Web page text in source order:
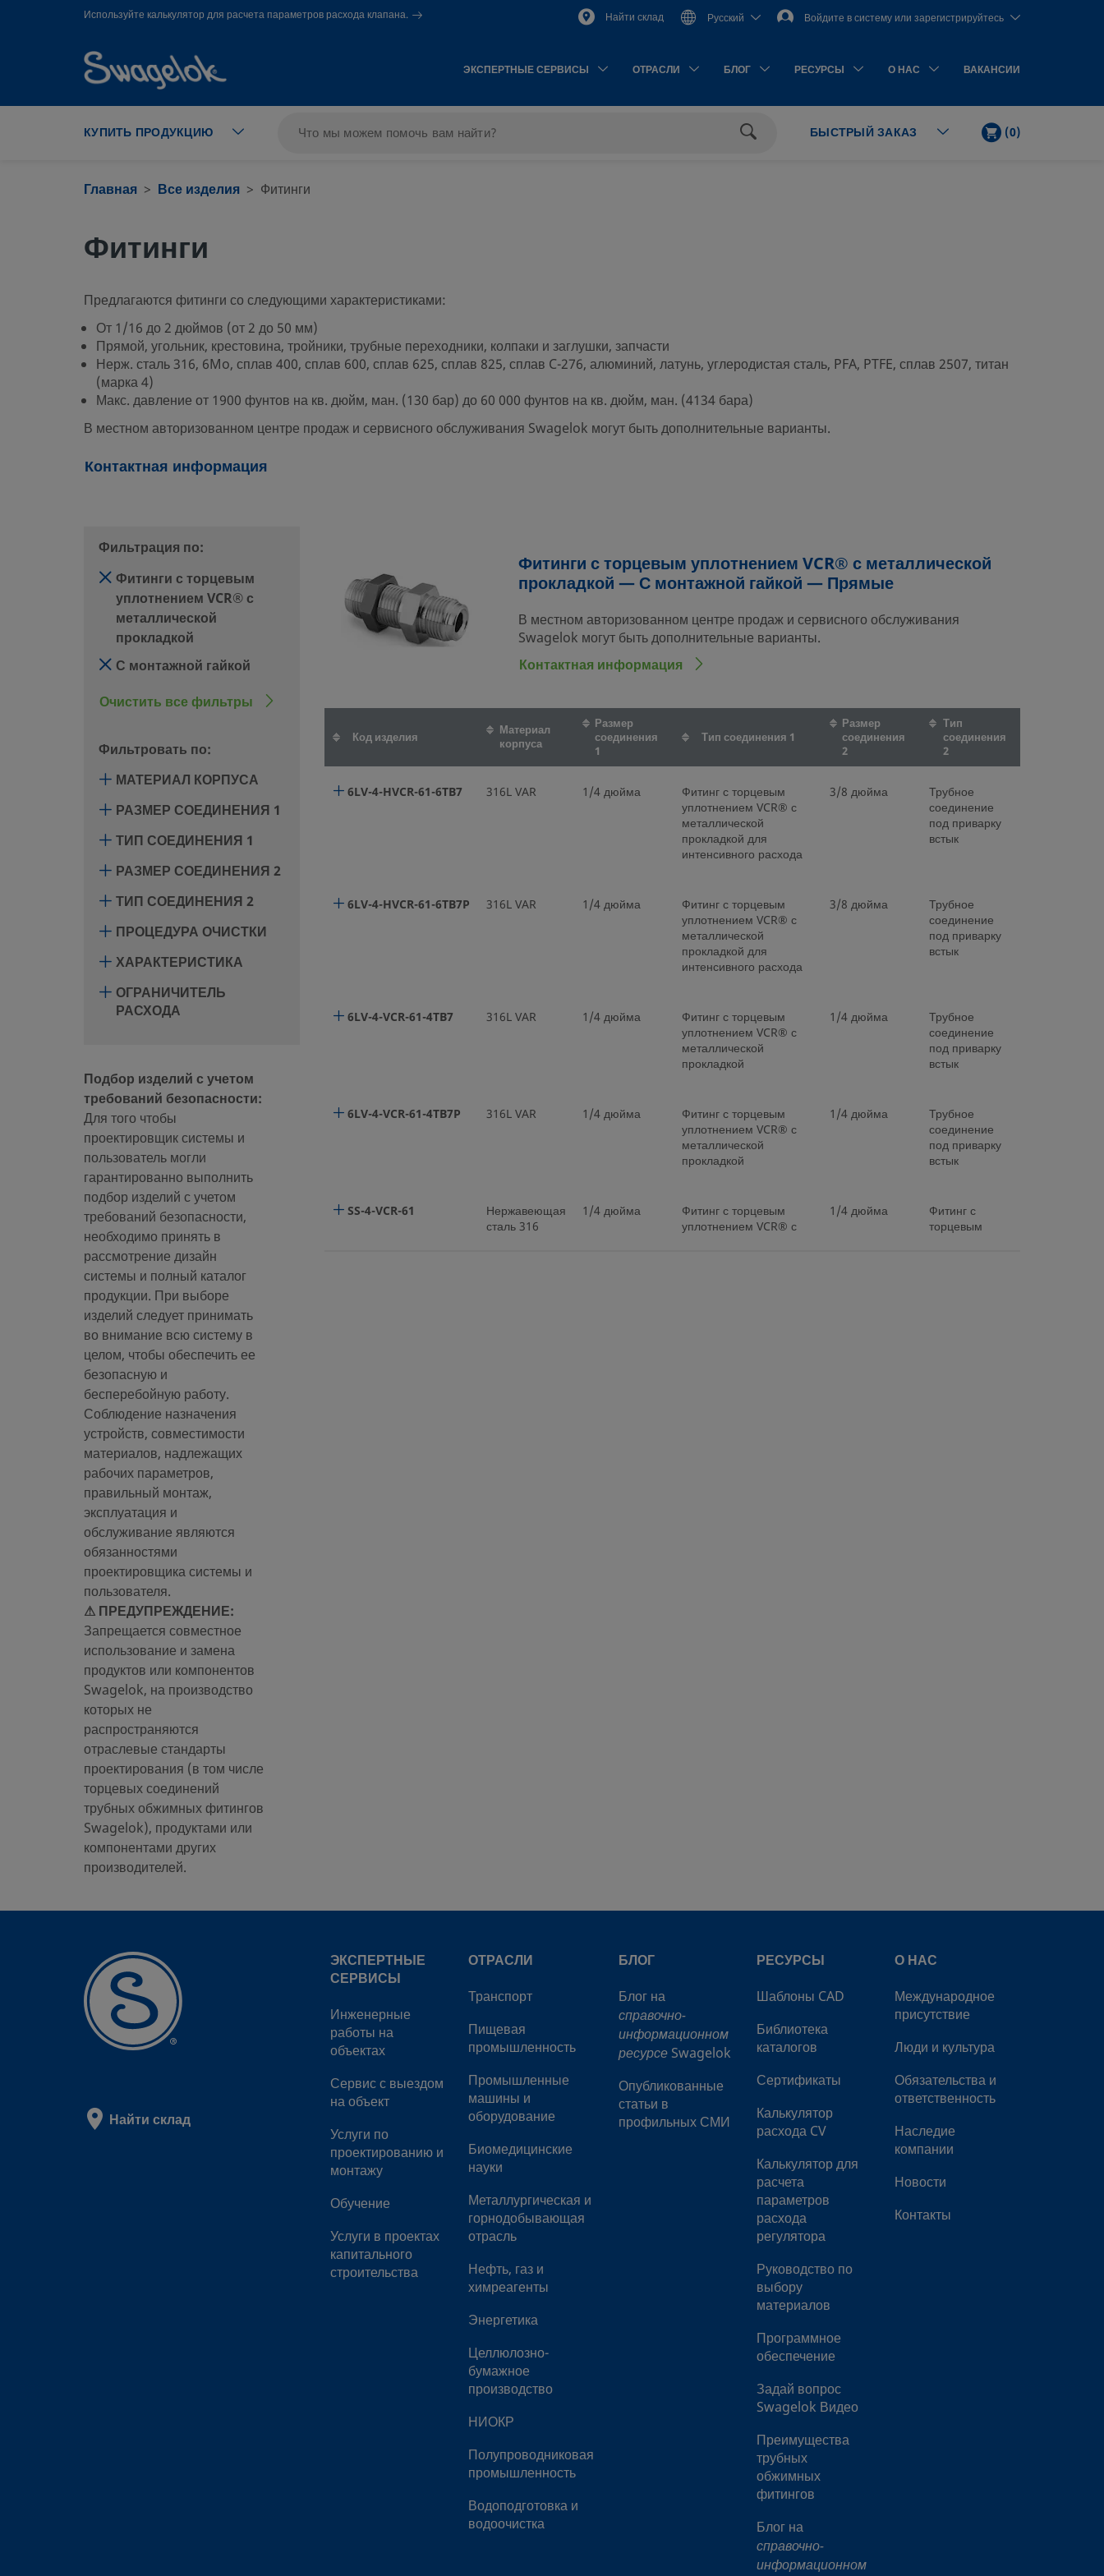
text.skipToContent
text.skipToNavigationИспользуйте калькулятор для расчета параметров расхода клапана. Найти склад Русский Войдите в систему или зарегистрируйтесь
ЭКСПЕРТНЫЕ СЕРВИСЫ ОТРАСЛИ БЛОГ РЕСУРСЫ О НАС ВАКАНСИИ
КУПИТЬ ПРОДУКЦИЮ БЫСТРЫЙ ЗАКАЗ КОРЗИНА
(0)КОЛ-
Главная Все изделия Фитинги
Фитинги
Предлагаются фитинги со следующими характеристиками:
От 1/16 до 2 дюймов (от 2 до 50 мм)
Прямой, угольник, крестовина, тройники, трубные переходники, колпаки и заглушки, запчасти
Нерж. сталь 316, 6Mo, сплав 400, сплав 600, сплав 625, сплав 825, сплав C-276, алюминий, латунь, углеродистая сталь, PFA, PTFE, сплав 2507, титан
(марка 4)
Макс. давление от 1900 фунтов на кв. дюйм, ман. (130 бар) до 60 000 фунтов на кв. дюйм, ман. (4134 бара)
В местном авторизованном центре продаж и сервисного обслуживания Swagelok могут быть дополнительные варианты.
Контактная информация
Фильтрация по:
Фитинги с торцевым
уплотнением VCR® с
металлической
прокладкой
С монтажной гайкой
Очистить все фильтры
Фильтровать по:
МАТЕРИАЛ КОРПУСА
РАЗМЕР СОЕДИНЕНИЯ 1
ТИП СОЕДИНЕНИЯ 1
РАЗМЕР СОЕДИНЕНИЯ 2
ТИП СОЕДИНЕНИЯ 2
ПРОЦЕДУРА ОЧИСТКИ
ХАРАКТЕРИСТИКА
ОГРАНИЧИТЕЛЬ
РАСХОДА
Подбор изделий с учетом
требований безопасности:
Для того чтобы
проектировщик системы и
пользователь могли
гарантированно выполнить
подбор изделий с учетом
требований безопасности,
необходимо принять в
рассмотрение дизайн
системы и полный каталог
продукции. При выборе
изделий следует принимать
во внимание всю систему в
целом, чтобы обеспечить ее
безопасную и
бесперебойную работу.
Соблюдение назначения
устройств, совместимости
материалов, надлежащих
рабочих параметров,
правильный монтаж,
эксплуатация и
обслуживание являются
обязанностями
проектировщика системы и
пользователя.
⚠ ПРЕДУПРЕЖДЕНИЕ:
Запрещается совместное
использование и замена
продуктов или компонентов
Swagelok, на производство
которых не
распространяются
отраслевые стандарты
проектирования (в том числе
торцевых соединений
трубных обжимных фитингов
Swagelok), продуктами или
компонентами других
производителей.
Фитинги с торцевым уплотнением VCR® с металлической
прокладкой — С монтажной гайкой — Прямые
В местном авторизованном центре продаж и сервисного обслуживания
Swagelok могут быть дополнительные варианты.
Контактная информация
Код изделия
Материал
корпуса
Размер
соединения
1
Тип соединения 1
Размер
соединения
2
Тип
соединения
2
6LV-4-HVCR-61-6TB7 316L VAR 1/4 дюйма
Фитинг с торцевым
уплотнением VCR® с
металлической
прокладкой для
интенсивного расхода
3/8 дюйма
Трубное
соединение
под приварку
встык
6LV-4-HVCR-61-6TB7P 316L VAR 1/4 дюйма
Фитинг с торцевым
уплотнением VCR® с
металлической
прокладкой для
интенсивного расхода
3/8 дюйма
Трубное
соединение
под приварку
встык
6LV-4-VCR-61-4TB7 316L VAR 1/4 дюйма
Фитинг с торцевым
уплотнением VCR® с
металлической
прокладкой
1/4 дюйма
Трубное
соединение
под приварку
встык
6LV-4-VCR-61-4TB7P 316L VAR 1/4 дюйма
Фитинг с торцевым
уплотнением VCR® с
металлической
прокладкой
1/4 дюйма
Трубное
соединение
под приварку
встык
SS-4-VCR-61
Нержавеющая
сталь 316
1/4 дюйма
Фитинг с торцевым
уплотнением VCR® с
1/4 дюйма
Фитинг с
торцевым
VCR® с
прокладкой
SS-8-VCR-A1-600
Нержавеющая
1/2 дюйма
Фитинг с торцевым
уплотнением VCR® с
металлической
прокладкой
Трубный
фитинг
Swagelok®
SS-8-VCR-A1-810
Нержавеющая
сталь 316
Фитинг с торцевым
уплотнением VCR® с
металлической
Трубный
обжимной
Swagelok®
Найти склад
ЭКСПЕРТНЫЕ
СЕРВИСЫ
Инженерные
работы на
объектах
Сервис с выездом
на объект
Услуги по
проектированию и
монтажу
Обучение
Услуги в проектах
капитального
строительства
ОТРАСЛИ
Транспорт
Пищевая
промышленность
Промышленные
машины и
оборудование
Биомедицинские
науки
Металлургическая и
горнодобывающая
отрасль
Нефть, газ и
химреагенты
Энергетика
Целлюлозно-
бумажное
производство
НИОКР
Полупроводниковая
промышленность
Водоподготовка и
водоочистка
БЛОГ
Блог на
справочно-
информационном
ресурсе Swagelok
Опубликованные
статьи в
профильных СМИ
РЕСУРСЫ
Шаблоны CAD
Библиотека
каталогов
Сертификаты
Калькулятор
расхода CV
Калькулятор для
расчета
параметров
расхода
регулятора
Руководство по
выбору
материалов
Программное
обеспечение
Задай вопрос
Swagelok Видео
Преимущества
трубных
обжимных
фитингов
Блог на
справочно-
информационном
О НАС
Международное
присутствие
Люди и культура
Обязательства и
ответственность
Наследие
компании
Новости
Контакты